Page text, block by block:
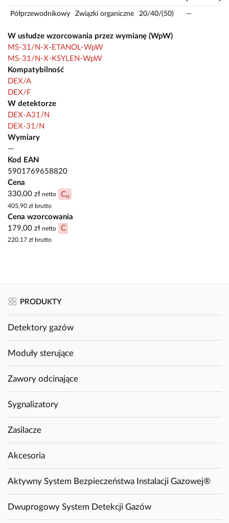
Półprzewodnikowy Związki organiczne 20/40/(50) —
W usłudze wzorcowania przez wymianę (WpW)
MS-31/N-X-ETANOL-WpW
MS-31/N-X-KSYLEN-WpW
Kompatybilność
DEX/A
DEX/F
W detektorze
DEX-A31/N
DEX-31/N
Wymiary
—
Kod EAN
5901769658820
Cena
330,00 zł netto CN
405,90 zł brutto
Cena wzorcowania
179,00 zł netto C
220,17 zł brutto
PRODUKTY
Detektory gazów
Moduły sterujące
Zawory odcinające
Sygnalizatory
Zasilacze
Akcesoria
Aktywny System Bezpieczeństwa Instalacji Gazowej®
Dwuprogowy System Detekcji Gazów